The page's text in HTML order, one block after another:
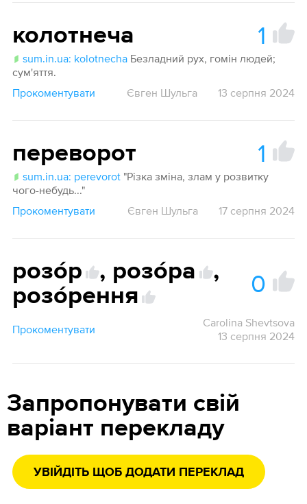
колотнеча 1
sum.in.ua: kolotnechaБезладний рух, гомін людей;
сум'яття.
Прокоментувати
Євген Шульга 13 серпня 2024
переворот 1
sum.in.ua: perevorot"Різка зміна, злам у розвитку
чого-небудь..."
Прокоментувати
Євген Шульга 17 серпня 2024
розо́р , розо́ра
,
розо́рення
0
Прокоментувати
Carolina Shevtsova
13 серпня 2024
Запропонувати свій
варіант перекладу
УВІЙДІТЬ ЩОБ ДОДАТИ ПЕРЕКЛАД